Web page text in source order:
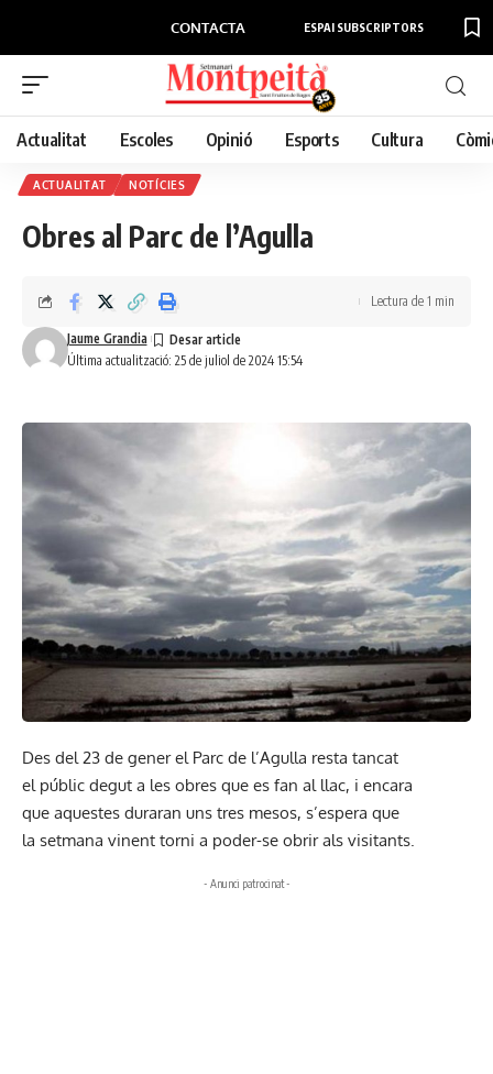
CONTACTA ESPAI SUBSCRIPTORS
Actualitat Escoles Opinió Esports Cultura
ACTUALITAT NOTÍCIES
Obres al Parc de l’Agulla
Última actualització: 25 de juliol de 2024 15:54
Jaume Grandia
Lectura de 1 min
Des del 23 de gener el Parc de l’Agulla resta tancat
el públic degut a les obres que es fan al llac, i encara
que aquestes duraran uns tres mesos, s’espera que
la setmana vinent torni a poder-se obrir als visitants.
- Anunci patrocinat -